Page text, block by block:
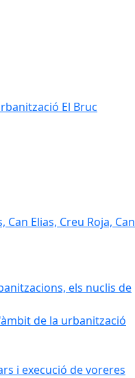
El Bruc
Elias, Creu Roja, Can
els nuclis de
de la urbanització
i execució de voreres